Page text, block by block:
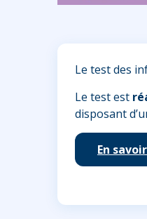
Le test des
Le test est
disposant
En